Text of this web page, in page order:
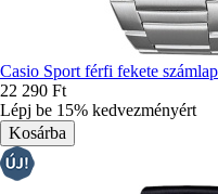
Casio Sport férfi fekete
22 290 Ft
Lépj be 15% kedvezményért